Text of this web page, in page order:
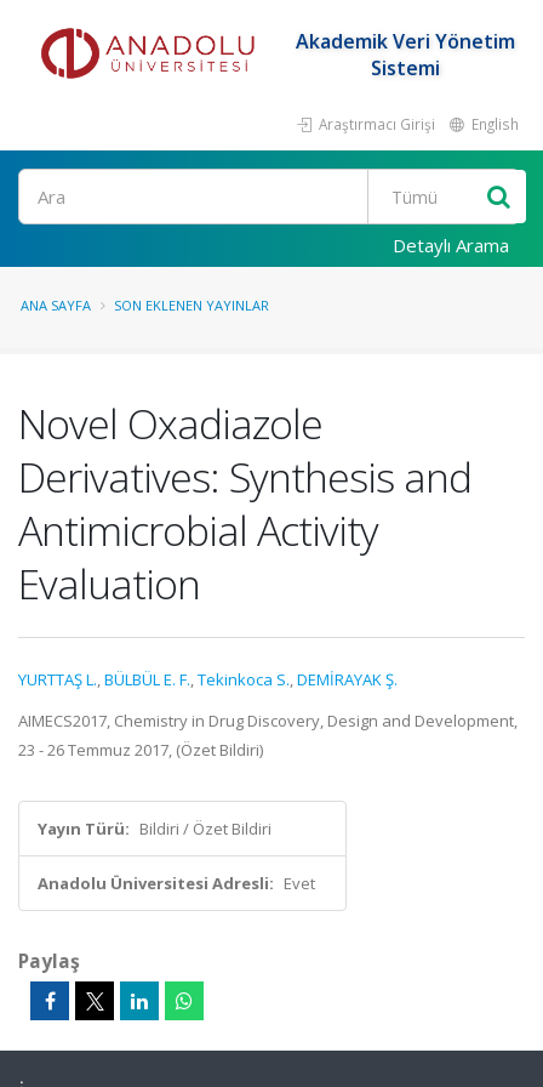
Akademik Veri Yönetim
Sistemi
Araştırmacı Girişi English
Ara
Detaylı Arama
ANA SAYFA SON EKLENEN YAYINLAR
Novel Oxadiazole
Derivatives: Synthesis and
Antimicrobial Activity
Evaluation
YURTTAŞ L.,BÜLBÜL E. F.,Tekinkoca S.,DEMİRAYAK Ş.
AIMECS2017, Chemistry in Drug Discovery, Design and Development,
23 - 26 Temmuz 2017, (Özet Bildiri)
Yayın Türü: Bildiri / Özet Bildiri
Anadolu Üniversitesi Adresli: Evet
Paylaş